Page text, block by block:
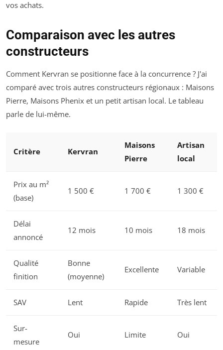
vos achats.
Comparaison avec les autres
constructeurs
Comment Kervran se positionne face à la concurrence ? J'ai
comparé avec trois autres constructeurs régionaux : Maisons
Pierre, Maisons Phenix et un petit artisan local. Le tableau
parle de lui-même.
Critère Kervran
Maisons
Pierre
Artisan
local
Prix au m²
(base)
1 500 € 1 700 € 1 300 €
Délai
annoncé
12 mois 10 mois 18 mois
Qualité
finition
Bonne
(moyenne)
Excellente Variable
SAV Lent Rapide Très lent
Sur-
mesure
Oui Limite Oui